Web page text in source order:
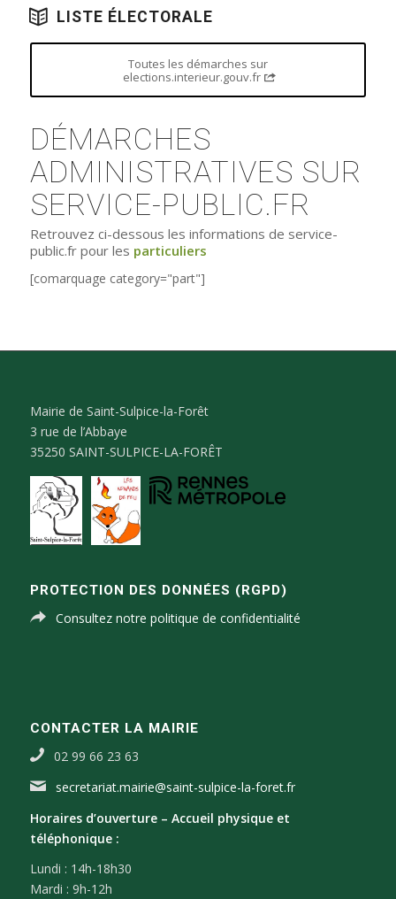
LISTE ÉLECTORALE
Toutes les démarches sur
elections.interieur.gouv.fr
DÉMARCHES
ADMINISTRATIVES SUR
SERVICE-PUBLIC.FR
Retrouvez ci-dessous les informations de service-
public.fr pour les particuliers
[comarquage category="part"]
Mairie de Saint-Sulpice-la-Forêt
3 rue de l’Abbaye
35250 SAINT-SULPICE-LA-FORÊT
PROTECTION DES DONNÉES (RGPD)
Consultez notre politique de confidentialité
CONTACTER LA MAIRIE
02 99 66 23 63
secretariat.mairie@saint-sulpice-la-foret.fr
Horaires d’ouverture – Accueil physique et
téléphonique :
Lundi : 14h-18h30
Mardi : 9h-12h